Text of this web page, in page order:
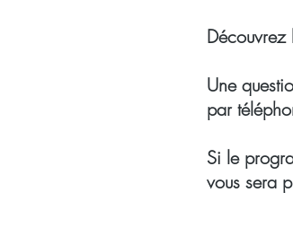
Découvrez
Une
par
Si le
vous sera